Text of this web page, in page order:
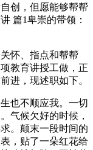
创，但愿能够帮帮
篇1卑崇的带领：
怀、指点和帮帮
教育讲授工做，正
进，现述职如下。
也不顺应我。一切
气候欠好的时候，
。颠末一段时间的
，贴了一朵红花给